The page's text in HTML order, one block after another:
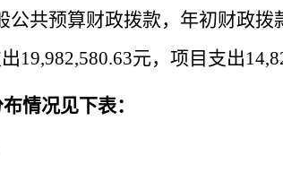
公共预算财政拨款，年初财政拨
19,982,580.63元，项目支出
情况见下表：